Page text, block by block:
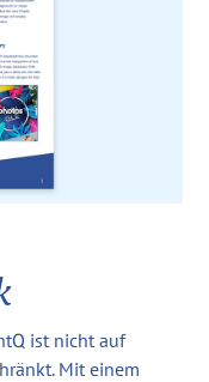
ist nicht auf
Mit einem